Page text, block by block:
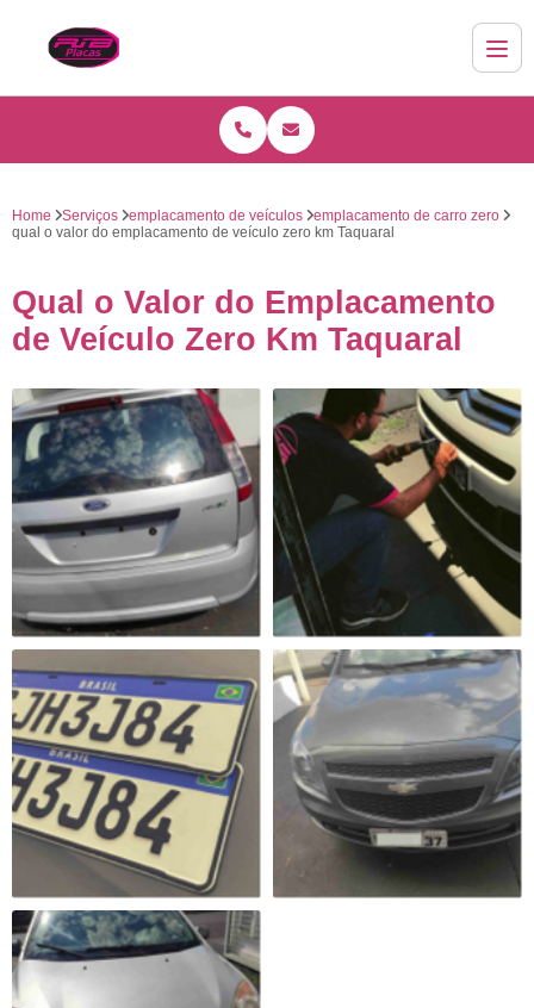
Home Serviços emplacamento de veículos
emplacamento de carro zero
qual o valor do emplacamento de veículo zero km Taquaral
Qual o Valor do Emplacamento
de Veículo Zero Km Taquaral